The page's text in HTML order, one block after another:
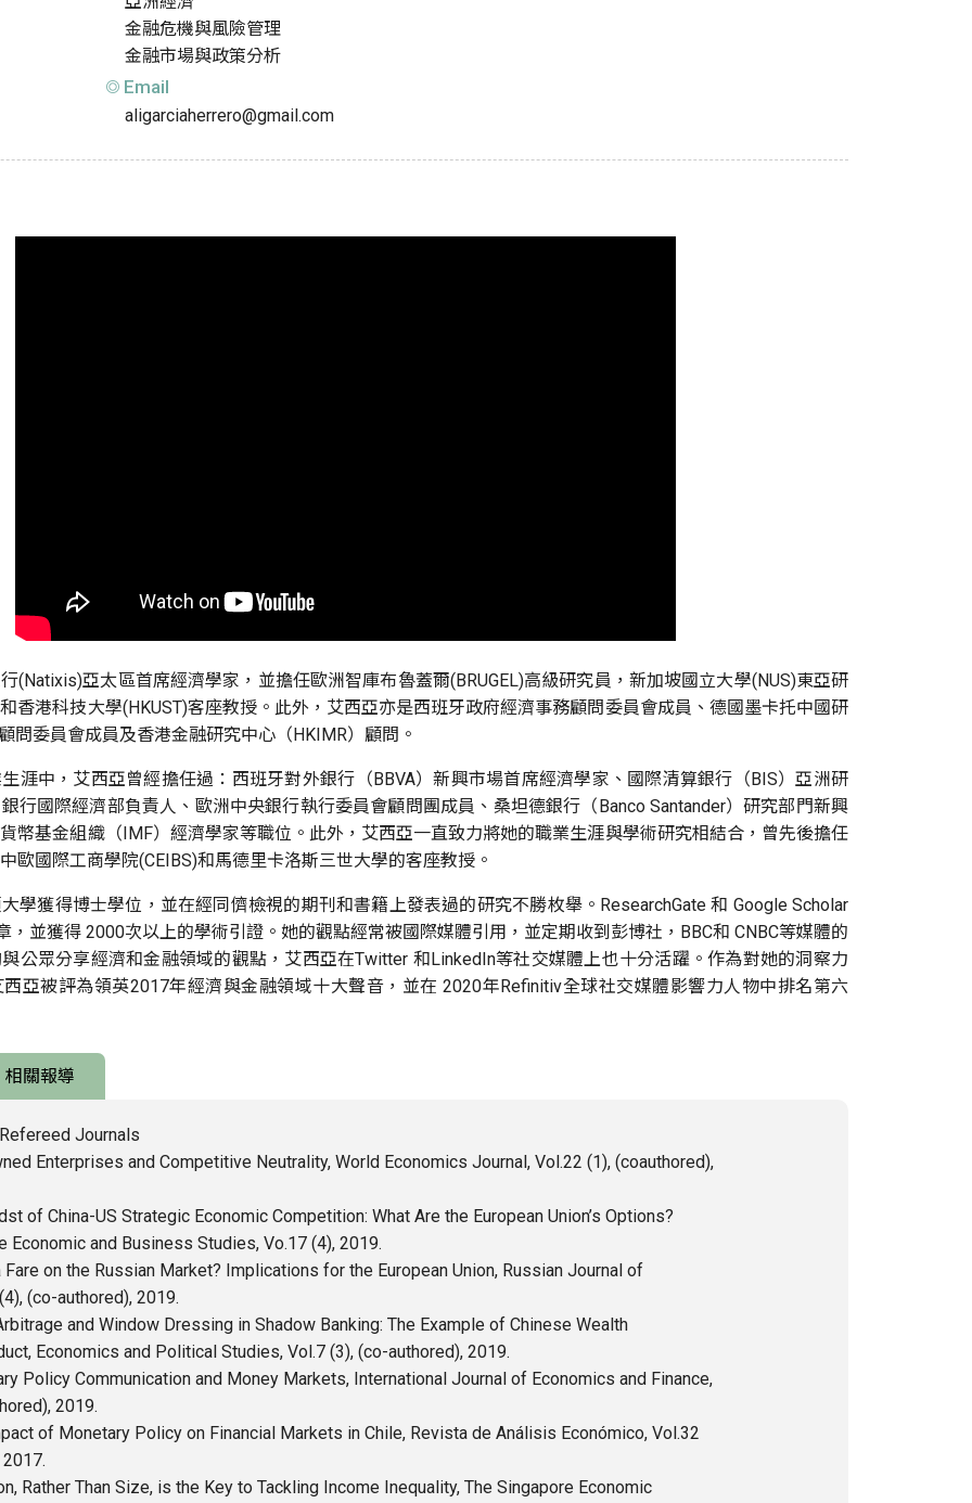
金融危機與風險管理
金融市場與政策分析
Email
aligarciaherrero@gmail.com
(Natixis)亞太區首席經濟學家，並擔任歐洲智庫布魯蓋爾(BRUGEL)高級研究員，新加坡國立大學(NUS)東亞研
香港科技大學(HKUST)客座教授。此外，艾西亞亦是西班牙政府經濟事務顧問委員會成員、德國墨卡托中國研
問委員會成員及香港金融研究中心（HKIMR）顧問。
涯中，艾西亞曾經擔任過：西班牙對外銀行（BBVA）新興市場首席經濟學家、國際清算銀行（BIS）亞洲研
行國際經濟部負責人、歐洲中央銀行執行委員會顧問團成員、桑坦德銀行（Banco Santander）研究部門新興
幣基金組織（IMF）經濟學家等職位。此外，艾西亞一直致力將她的職業生涯與學術研究相結合，曾先後擔任
歐國際工商學院(CEIBS)和馬德里卡洛斯三世大學的客座教授。
學獲得博士學位，並在經同儕檢視的期刊和書籍上發表過的研究不勝枚舉。ResearchGate 和 Google Scholar
，並獲得 2000次以上的學術引證。她的觀點經常被國際媒體引用，並定期收到彭博社，BBC和 CNBC等媒體的
公眾分享經濟和金融領域的觀點，艾西亞在Twitter 和LinkedIn等社交媒體上也十分活躍。作為對她的洞察力
亞被評為領英2017年經濟與金融領域十大聲音，並在 2020年Refinitiv全球社交媒體影響力人物中排名第六
相關報導
Journals
Enterprises and Competitive Neutrality, World Economics Journal, Vol.22 (1), (coauthored),
of China-US Strategic Economic Competition: What Are the European Union’s Options?
Economic and Business Studies, Vo.17 (4), 2019.
Fare on the Russian Market? Implications for the European Union, Russian Journal of
(co-authored), 2019.
and Window Dressing in Shadow Banking: The Example of Chinese Wealth
Economics and Political Studies, Vol.7 (3), (co-authored), 2019.
Policy Communication and Money Markets, International Journal of Economics and Finance,
2019.
of Monetary Policy on Financial Markets in Chile, Revista de Análisis Económico, Vol.32
Rather Than Size, is the Key to Tackling Income Inequality, The Singapore Economic